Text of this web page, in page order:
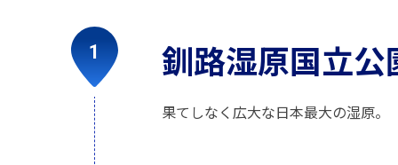
釧路湿原国立公
果てしなく広大な日本最大の湿原。